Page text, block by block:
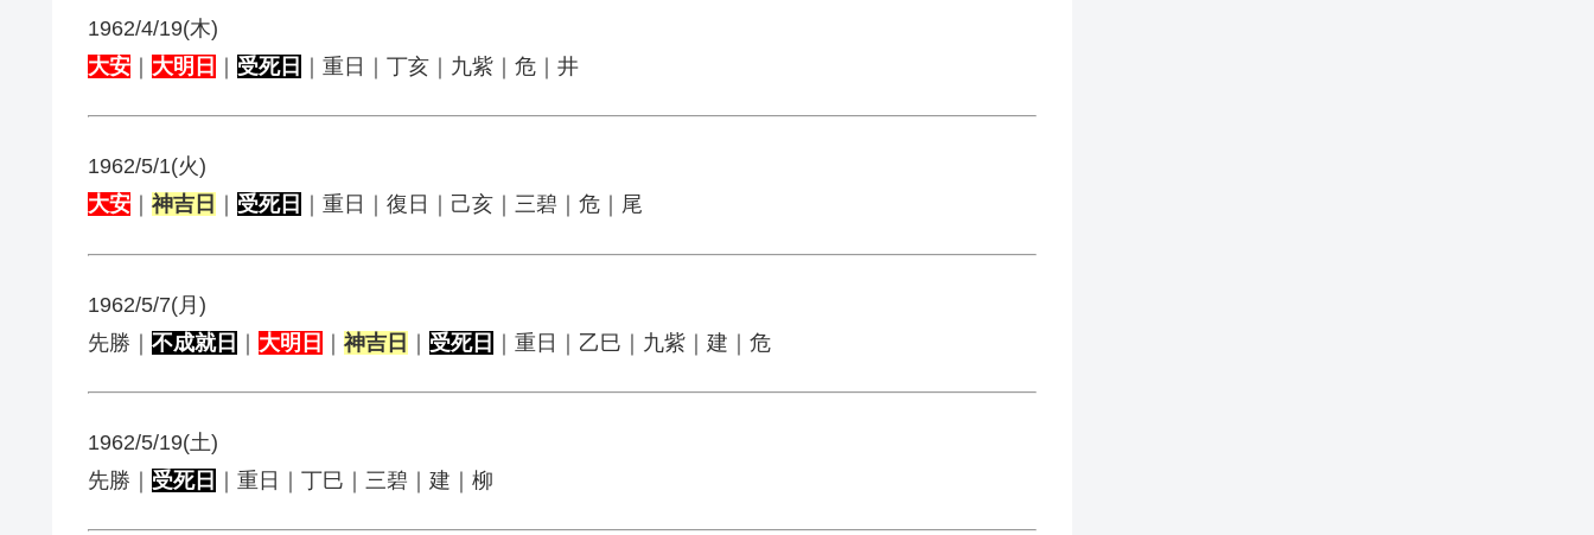
1962/4/19(木)
大安
大明日 受死日 ｜重日｜丁亥｜九紫｜危｜井
1962/5/1(火)
大安
神吉日 受死日 ｜重日｜復日｜己亥｜三碧｜危｜尾
1962/5/7(月)
先勝｜ 不成就日 ｜ 大明日 ｜ 神吉日 ｜ 受死日 ｜重日｜乙巳｜九紫｜建｜危
1962/5/19(土)
先勝｜ 受死日 ｜重日｜丁巳｜三碧｜建｜柳